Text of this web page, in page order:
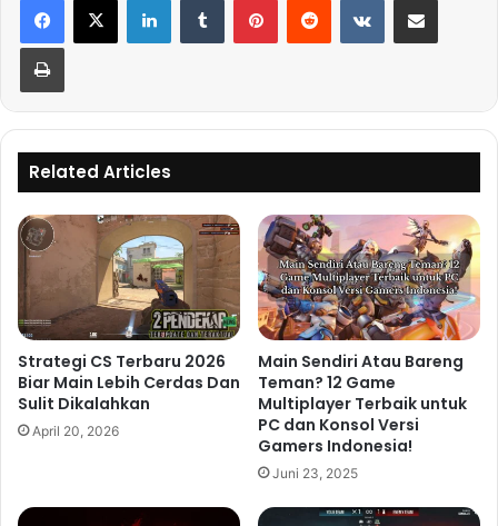
Related Articles
Strategi CS Terbaru 2026
Biar Main Lebih Cerdas Dan
Sulit Dikalahkan
April 20, 2026
Main Sendiri Atau Bareng
Teman? 12 Game
Multiplayer Terbaik untuk
PC dan Konsol Versi
Gamers Indonesia!
Juni 23, 2025